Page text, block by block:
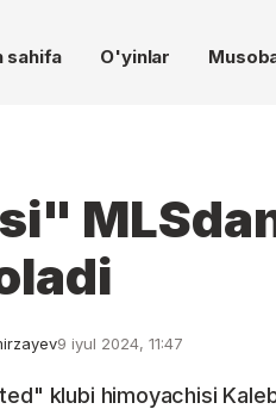
sahifa O'yinlar
9 iyul 2024, 11:47
klubi himoyachisi